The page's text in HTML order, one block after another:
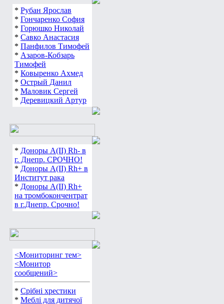
* Рубан Ярослав
* Гончаренко София
* Горюшко Николай
* Савко Анастасия
* Панфилов Тимофей
* Азаров-Кобзарь
Тимофей
* Ковыренко Ахмед
* Острый Данил
* Маловик Сергей
* Деревицкий Артур
* Доноры А(ІІ) Rh- в
г. Днепр. СРОЧНО!
* Доноры А(ІІ) Rh+ в
Институт рака
* Доноры А(ІІ) Rh+
на тромбокончентрат
в г.Днепр. Срочно!
<Мониторинг тем>
<Монитор
сообщений>
* Срібні хрестики
* Меблі для дитячої